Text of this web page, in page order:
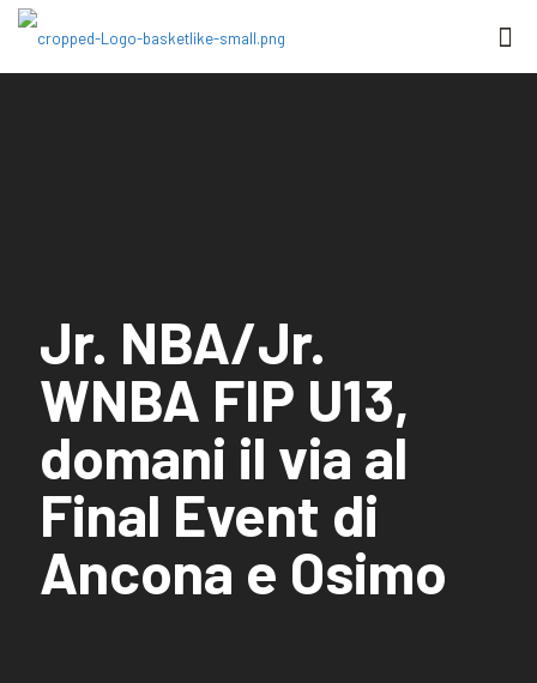
Jr. NBA/Jr.
WNBA FIP U13,
domani il via al
Final Event di
Ancona e Osimo